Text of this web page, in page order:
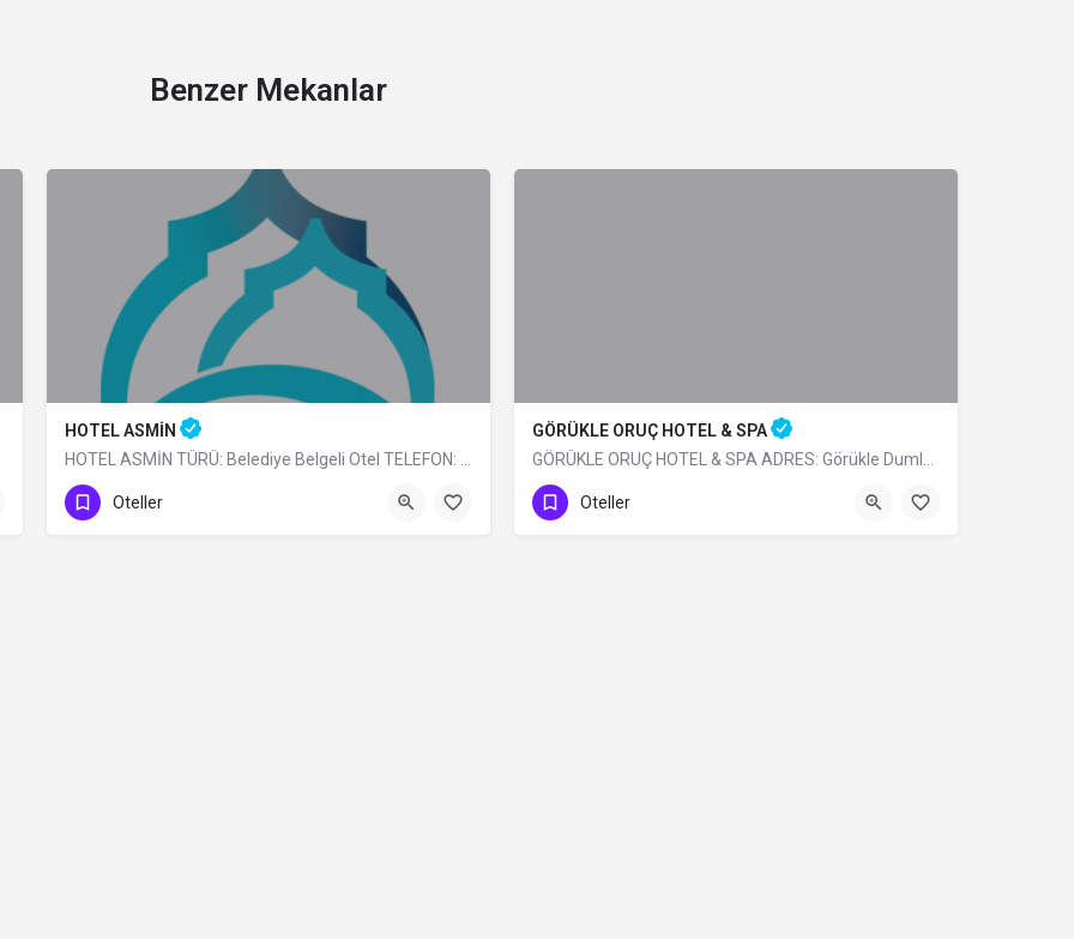
Benzer Mekanlar
HOTEL ASMİN
HOTEL ASMİN TÜRÜ: Belediye Belgeli Otel TELEFON: 0 (224) 225 10 24
0 (224)225 10 24
Oteller
GÖRÜKLE ORUÇ HOTEL & SPA
GÖRÜKLE ORUÇ HOTEL & SPA ADRES: Görükle Dumlupınar Mh. İskele Sk. N:13…
0 (224) 483 32 99
Oteller